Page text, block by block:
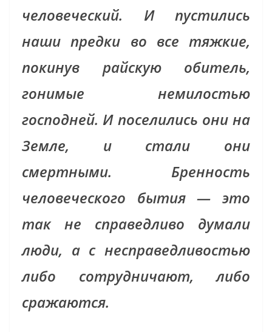
человеческий. И пустились
наши предки во все тяжкие,
покинув райскую обитель,
гонимые немилостью
господней. И поселились они на
Земле, и стали они
смертными. Бренность
человеческого бытия — это
так не справедливо думали
люди, а с несправедливостью
либо сотрудничают, либо
сражаются.